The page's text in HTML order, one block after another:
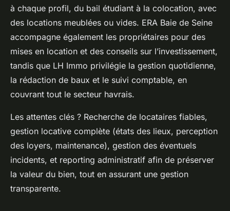
à chaque profil, du bail étudiant à la colocation, avec
des locations meublées ou vides. ERA Baie de Seine
accompagne également les propriétaires pour des
mises en location et des conseils sur l’investissement,
tandis que LH Immo privilégie la gestion quotidienne,
la rédaction de baux et le suivi comptable, en
couvrant tout le secteur havrais.
Les attentes clés ? Recherche de locataires fiables,
gestion locative complète (états des lieux, perception
des loyers, maintenance), gestion des éventuels
incidents, et reporting administratif afin de préserver
la valeur du bien, tout en assurant une gestion
transparente.